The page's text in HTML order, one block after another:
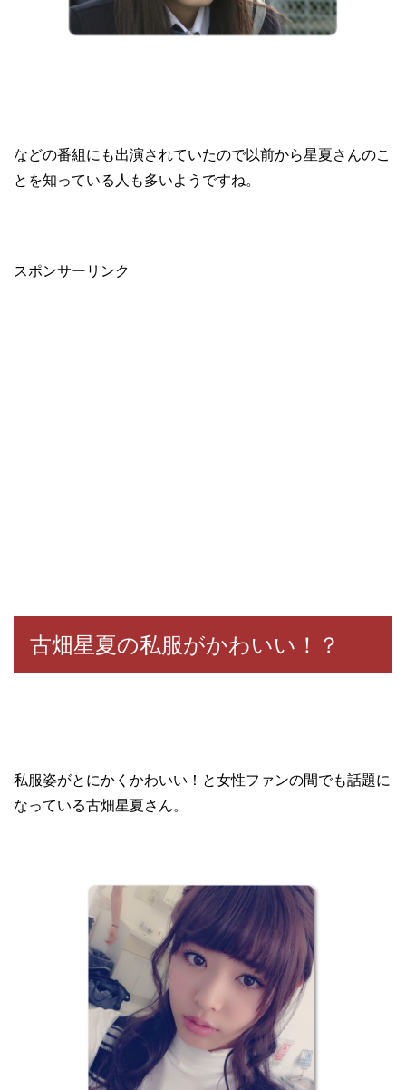
などの番組にも出演されていたので以前から星夏さんのこ
とを知っている人も多いようですね。
スポンサーリンク
古畑星夏の私服がかわいい！？
私服姿がとにかくかわいい！と女性ファンの間でも話題に
なっている古畑星夏さん。